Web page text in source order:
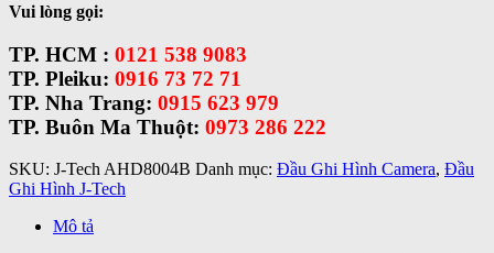
Vui lòng gọi:
TP. HCM : 0121 538 9083
TP. Pleiku: 0916 73 72 71
TP. Nha Trang: 0915 623 979
TP. Buôn Ma Thuột: 0973 286 222
SKU: J-Tech AHD8004B Danh mục: Đầu Ghi Hình Camera, Đầu
Ghi Hình J-Tech
Mô tả